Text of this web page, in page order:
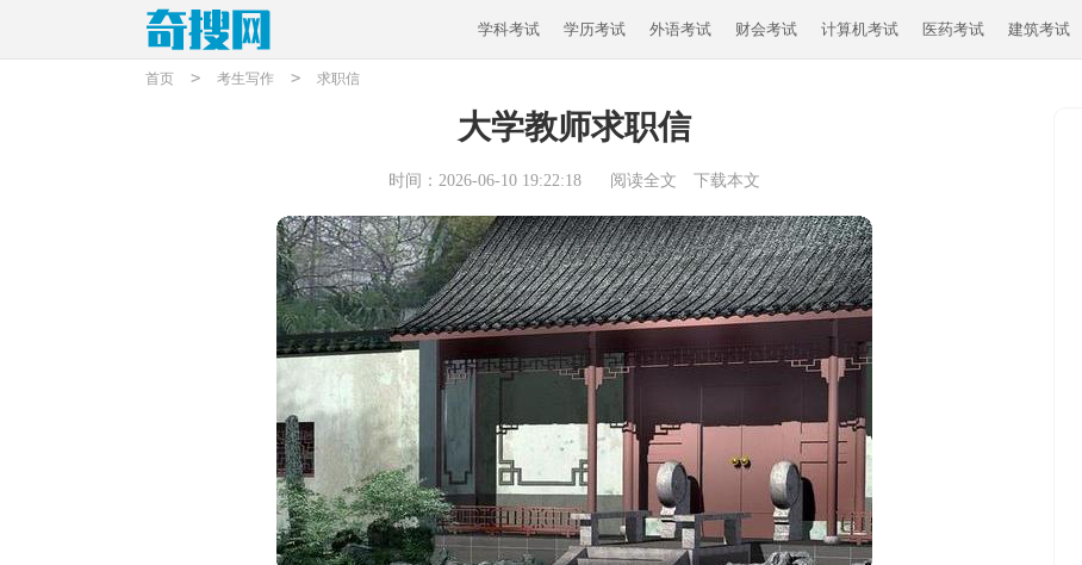
学科考试 学历考试 外语考试 财会考试 计算机考试 医药考试 建筑考试
首页 > 考生写作 > 求职信
大学教师求职信
时间：2026-06-10 19:22:18 阅读全文 下载本文